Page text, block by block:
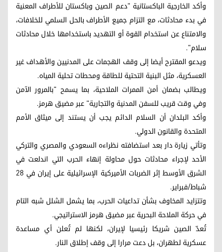
وأكد الخارجية الباكستانية "دعم الصين وباكستان للأطراف المعنية
في بدء محادثات، مع التزام جميع الأطراف بالحل السلمي للخلافات،
والامتناع عن استخدام القوة أو التهديد باستخدامها خلال محادثات
سلام".
ويدعو المقترح أيضا إلى وقف الهجمات على المدنيين والأهداف غير
العسكرية، مثل البنية التحتية للطاقة ومحطات تحلية المياه.
ويطالب بضمان أمن الممرات الملاحية، بما يسمح "بالمرور الآمن
وفي وقت قريب للسفن المدنية والتجارية" عبر مضيق هرمز.
وأكد البلدان أن السلام الدائم يجب أن يستند إلى ميثاق الأمم
المتحدة والقانون الدولي.
وتأتي زيارة دار بعد استضافته نظراءه السعودي والمصري والتركي
الأحد لإجراء محادثات حول محاولة إنهاء الحرب التي اندلعت في
الشرق الأوسط إثر الضربات الأميركية الإسرائيلية على إيران في 28
شباط/فبراير.
وتتزايد المخاوف بشأن تداعيات الحرب، بما يشمل الشلل شبه التام
في حركة الملاحة البحرية عبر مضيق هرمز الاستراتيجي.
تُعدّ الصين شريكا رئيسيا لإيران، لكنها لم تُعلن أي مساعدة
عسكرية لطهران، بل دعت مرارا إلى وقف إطلاق النار.